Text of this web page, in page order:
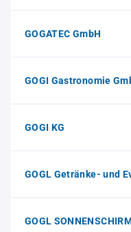
GOGATEC GmbH
GOGI Gastronomie
GOGI KG
GOGL Getränke- und
GOGL